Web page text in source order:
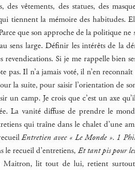
vêtements, des statues, des
tiennent la mémoire des habitudes.
que son approche de la politique
large. Définir les intérêts de la
Si je me rappelle bien
pas. Il n’a jamais voté, il n’en
la suite, pour saisir l’orientation de
camp. Je crois que c’est un axe
La vanité diffuse de prendre le
qui traîne dans le chalet d’une
Entretien avec « Le Monde ». 1
le recueil d’entretiens, Et tant pis pour
lit tout de lui, retient